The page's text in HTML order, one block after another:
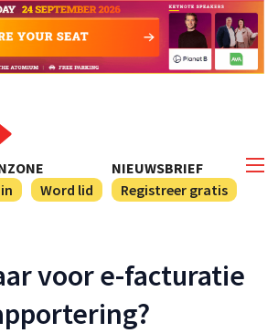
NIEUWSBRIEF
Registreer gratis
Word lid
voor e-facturatie